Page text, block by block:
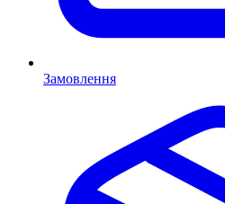
Замовлення